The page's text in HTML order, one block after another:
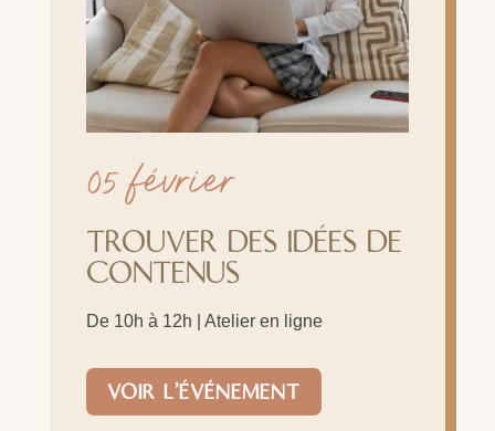
05 février
TROUVER DES IDÉES DE
CONTENUS
De 10h à 12h | Atelier en ligne
VOIR L'ÉVÉNEMENT